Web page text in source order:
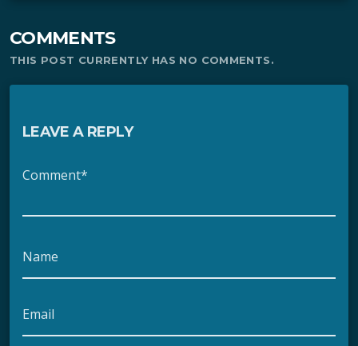
COMMENTS
THIS POST CURRENTLY HAS NO COMMENTS.
LEAVE A REPLY
Comment*
Name
Email